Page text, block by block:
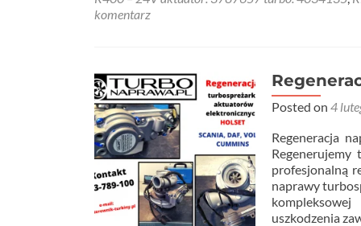
komentarz
Posted on 4
Regeneracja
profesjonalną
naprawy
uszkodzenia